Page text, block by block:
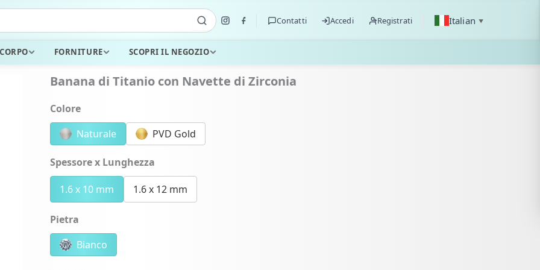
Contatti Accedi Registrati Italian ▼
FORNITURE SCOPRI IL NEGOZIO
Banana di Titanio con Navette di Zirconia
Colore
Naturale
PVD Gold
Spessore x Lunghezza
1.6 x 10 mm 1.6 x 12 mm
Pietra
Bianco